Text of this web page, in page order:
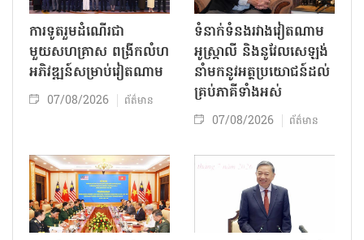
ការទូតរួមដំណើរជា
មួយសហគ្រាស ពង្រីកលំហ
អភិវឌ្ឍន៍សម្រាប់វៀតណាម
07/08/2026 ព័ត៌មាន
ទំនាក់ទំនងរវាងវៀតណាម
អូស្ត្រាលី និងនូវែលសេឡង់
នាំមកនូវអត្ថប្រយោជន៍ដល់
គ្រប់ភាគីទាំងអស់
07/08/2026 ព័ត៌មាន